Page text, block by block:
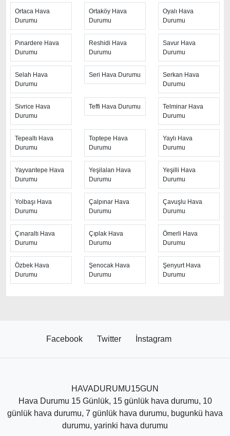
Ortaca Hava
Durumu
Ortaköy Hava
Durumu
Oyalı Hava
Durumu
Pınardere Hava
Durumu
Reshidi Hava
Durumu
Savur Hava
Durumu
Selah Hava
Durumu
Seri Hava Durumu
Serkan Hava
Durumu
Sivrice Hava
Durumu
Teffi Hava Durumu
Telminar Hava
Durumu
Tepealtı Hava
Durumu
Toptepe Hava
Durumu
Yaylı Hava
Durumu
Yayvantepe Hava
Durumu
Yeşilalan Hava
Durumu
Yeşilli Hava
Durumu
Yolbaşı Hava
Durumu
Çalpınar Hava
Durumu
Çavuşlu Hava
Durumu
Çınaraltı Hava
Durumu
Çıplak Hava
Durumu
Ömerli Hava
Durumu
Özbek Hava
Durumu
Şenocak Hava
Durumu
Şenyurt Hava
Durumu
Facebook Twitter İnstagram
HAVADURUMU15GUN
Hava Durumu 15 Günlük, 15 günlük hava durumu, 10
günlük hava durumu, 7 günlük hava durumu, bugunkü hava
durumu, yarinki hava durumu